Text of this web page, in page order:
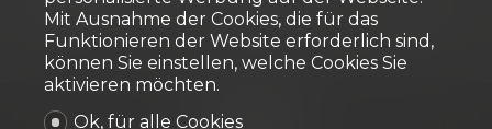
~ 24 m² 1 Oberes Erdgeschoss
Mit Ausnahme der Cookies, die für das
Funktionieren der Website erforderlich sind,
können Sie einstellen, welche Cookies Sie
aktivieren möchten.
Ok, für alle Cookies